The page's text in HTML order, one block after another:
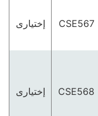
CSE567 إختيارى
CSE568 إختيارى